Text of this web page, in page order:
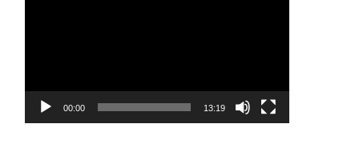
00:00 13:19